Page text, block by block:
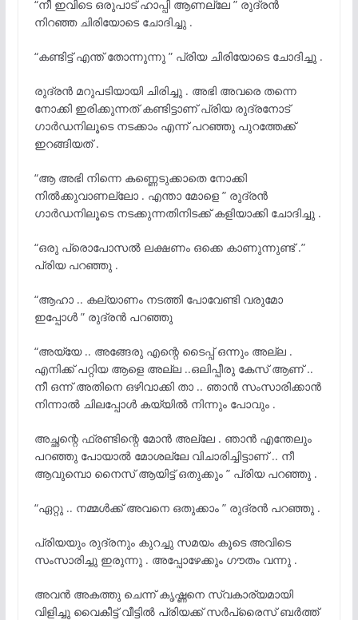
“നീ ഇവിടെ ഒരുപാട് ഹാപ്പി ആണല്ലേ ” രുദ്രൻ
നിറഞ്ഞ ചിരിയോടെ ചോദിച്ചു .
“കണ്ടിട്ട് എന്ത് തോന്നുന്നു ” പ്രിയ ചിരിയോടെ ചോദിച്ചു .
രുദ്രൻ മറുപടിയായി ചിരിച്ചു . അഭി അവരെ തന്നെ
നോക്കി ഇരിക്കുന്നത് കണ്ടിട്ടാണ് പ്രിയ രുദ്രനോട്
ഗാർഡനിലൂടെ നടക്കാം എന്ന് പറഞ്ഞു പുറത്തേക്ക്
ഇറങ്ങിയത് .
“ആ അഭി നിന്നെ കണ്ണെടുക്കാതെ നോക്കി
നിൽക്കുവാണല്ലോ . എന്താ മോളെ ” രുദ്രൻ
ഗാർഡനിലൂടെ നടക്കുന്നതിനിടക്ക് കളിയാക്കി ചോദിച്ചു .
“ഒരു പ്രൊപോസൽ ലക്ഷണം ഒക്കെ കാണുന്നുണ്ട് .”
പ്രിയ പറഞ്ഞു .
“ആഹാ .. കല്യാണം നടത്തി പോവേണ്ടി വരുമോ
ഇപ്പോൾ ” രുദ്രൻ പറഞ്ഞു
“അയ്യേ .. അങ്ങേരു എന്റെ ടൈപ്പ് ഒന്നും അല്ല .
എനിക്ക് പറ്റിയ ആളെ അല്ല ..ഒലിപ്പീരു കേസ് ആണ് ..
നീ ഒന്ന് അതിനെ ഒഴിവാക്കി താ .. ഞാൻ സംസാരിക്കാൻ
നിന്നാൽ ചിലപ്പോൾ കയ്യിൽ നിന്നും പോവും .
അച്ഛന്റെ ഫ്രണ്ടിന്റെ മോൻ അല്ലേ . ഞാൻ എന്തേലും
പറഞ്ഞു പോയാൽ മോശല്ലേ വിചാരിച്ചിട്ടാണ് .. നീ
ആവുമ്പൊ നൈസ് ആയിട്ട് ഒതുക്കും ” പ്രിയ പറഞ്ഞു .
“ഏറ്റു .. നമ്മൾക്ക് അവനെ ഒതുക്കാം ” രുദ്രൻ പറഞ്ഞു .
പ്രിയയും രുദ്രനും കുറച്ചു സമയം കൂടെ അവിടെ
സംസാരിച്ചു ഇരുന്നു . അപ്പോഴേക്കും ഗൗതം വന്നു .
അവൻ അകത്തു ചെന്ന് കൃഷ്ണനെ സ്വകാര്യമായി
വിളിച്ചു വൈകീട്ട് വീട്ടിൽ പ്രിയക്ക് സർപ്രൈസ് ബർത്ത്